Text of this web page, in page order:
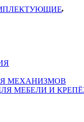
МЕХАНИЗМОВ
МЕБЕЛИ И